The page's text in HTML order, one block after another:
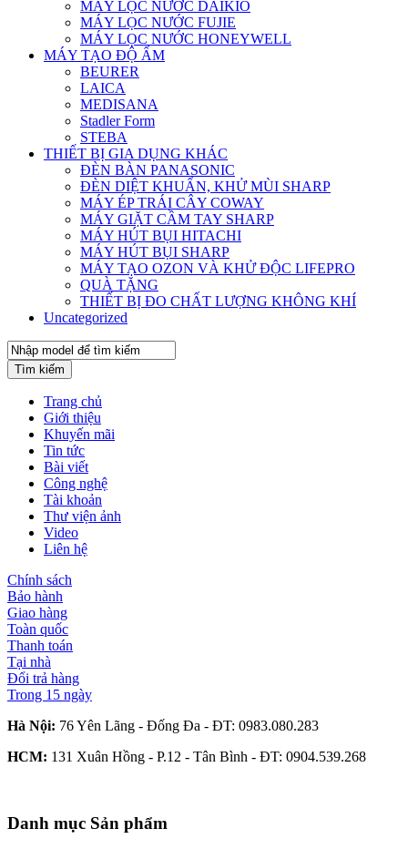
MÁY LỌC NƯỚC DAIKIO
MÁY LỌC NƯỚC FUJIE
MÁY LỌC NƯỚC HONEYWELL
MÁY TẠO ĐỘ ẨM
BEURER
LAICA
MEDISANA
Stadler Form
STEBA
THIẾT BỊ GIA DỤNG KHÁC
ĐÈN BÀN PANASONIC
ĐÈN DIỆT KHUẨN, KHỬ MÙI SHARP
MÁY ÉP TRÁI CÂY COWAY
MÁY GIẶT CẦM TAY SHARP
MÁY HÚT BỤI HITACHI
MÁY HÚT BỤI SHARP
MÁY TẠO OZON VÀ KHỬ ĐỘC LIFEPRO
QUÀ TẶNG
THIẾT BỊ ĐO CHẤT LƯỢNG KHÔNG KHÍ
Uncategorized
Tìm kiếm
Trang chủ
Giới thiệu
Khuyến mãi
Tin tức
Bài viết
Công nghệ
Tài khoản
Thư viện ảnh
Video
Liên hệ
Chính sách
Bảo hành
Giao hàng
Toàn quốc
Thanh toán
Tại nhà
Đổi trả hàng
Trong 15 ngày
Hà Nội: 76 Yên Lãng - Đống Đa - ĐT: 0983.080.283
HCM: 131 Xuân Hồng - P.12 - Tân Bình - ĐT: 0904.539.268
Danh mục Sản phẩm